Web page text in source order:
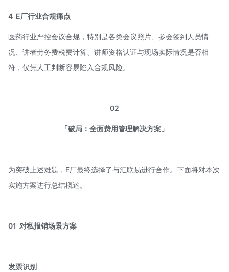
4 E厂行业合规痛点
医药行业严控会议合规，特别是各类会议照片、参会签到人员情
况、讲者劳务费税费计算、讲师资格认证与现场实际情况是否相
符，仅凭人工判断容易陷入合规风险。
02
「破局：全面费用管理解决方案」
为突破上述难题，E厂最终选择了与汇联易进行合作。下面将对本次
实施方案进行总结概述。
01 对私报销场景方案
发票识别